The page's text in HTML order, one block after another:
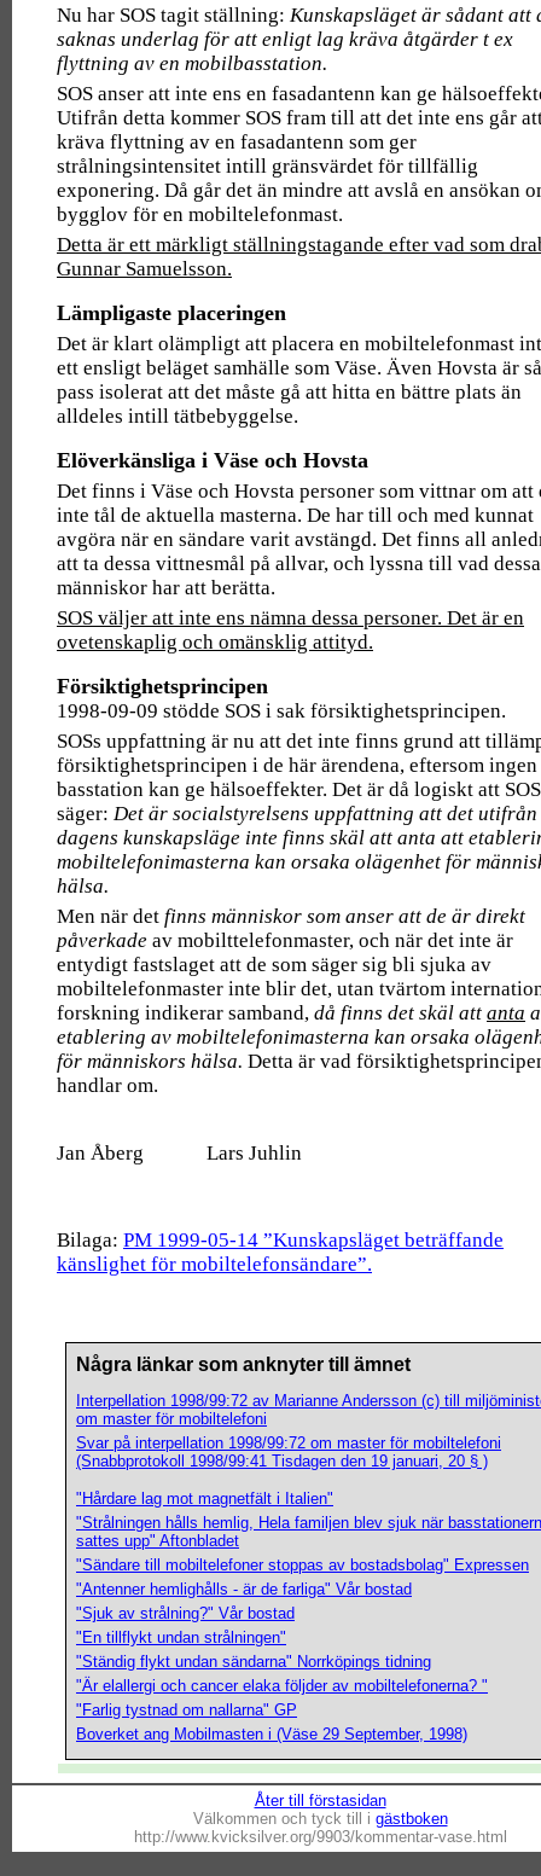
Nu har SOS tagit ställning: Kunskapsläget är sådant att
saknas underlag för att enligt lag kräva åtgärder t ex
flyttning av en mobilbasstation.
SOS anser att inte ens en fasadantenn kan ge
Utifrån detta kommer SOS fram till att det inte ens går
kräva flyttning av en fasadantenn som ger
strålningsintensitet intill gränsvärdet för tillfällig
exponering. Då går det än mindre att avslå en ansökan
bygglov för en mobiltelefonmast.
Detta är ett märkligt ställningstagande efter vad som
Gunnar Samuelsson.
Lämpligaste placeringen
Det är klart olämpligt att placera en mobiltelefonmast
ett ensligt beläget samhälle som Väse. Även Hovsta är så
pass isolerat att det måste gå att hitta en bättre plats än
alldeles intill tätbebyggelse.
Elöverkänsliga i Väse och Hovsta
Det finns i Väse och Hovsta personer som vittnar om att
inte tål de aktuella masterna. De har till och med kunnat
avgöra när en sändare varit avstängd. Det finns all
att ta dessa vittnesmål på allvar, och lyssna till vad dessa
människor har att berätta.
SOS väljer att inte ens nämna dessa personer. Det är en
ovetenskaplig och omänsklig attityd.
Försiktighetsprincipen
1998-09-09 stödde SOS i sak försiktighetsprincipen.
SOSs uppfattning är nu att det inte finns grund att
försiktighetsprincipen i de här ärendena, eftersom ingen
basstation kan ge hälsoeffekter. Det är då logiskt att SOS
säger: Det är socialstyrelsens uppfattning att det utifrån
dagens kunskapsläge inte finns skäl att anta att
mobiltelefonimasterna kan orsaka olägenhet för
hälsa.
Men när det finns människor som anser att de är direkt
påverkade av mobilttelefonmaster, och när det inte är
entydigt fastslaget att de som säger sig bli sjuka av
mobiltelefonmaster inte blir det, utan tvärtom
forskning indikerar samband, då finns det skäl att anta
etablering av mobiltelefonimasterna kan orsaka
för människors hälsa. Detta är vad
handlar om.
Jan Åberg Lars Juhlin
Bilaga: PM 1999-05-14 ”Kunskapsläget beträffande
känslighet för mobiltelefonsändare”.
Några länkar som anknyter till ämnet
Interpellation 1998/99:72 av Marianne Andersson (c) till
om master för mobiltelefoni
Svar på interpellation 1998/99:72 om master för mobiltelefoni
(Snabbprotokoll 1998/99:41 Tisdagen den 19 januari, 20 § )
"Hårdare lag mot magnetfält i Italien"
"Strålningen hålls hemlig, Hela familjen blev sjuk när
sattes upp" Aftonbladet
"Sändare till mobiltelefoner stoppas av bostadsbolag" Expressen
"Antenner hemlighålls - är de farliga" Vår bostad
"Sjuk av strålning?" Vår bostad
"En tillflykt undan strålningen"
"Ständig flykt undan sändarna" Norrköpings tidning
"Är elallergi och cancer elaka följder av mobiltelefonerna? "
"Farlig tystnad om nallarna" GP
Boverket ang Mobilmasten i (Väse 29 September, 1998)
Åter till förstasidan
Välkommen och tyck till i gästboken
http://www.kvicksilver.org/9903/kommentar-vase.html